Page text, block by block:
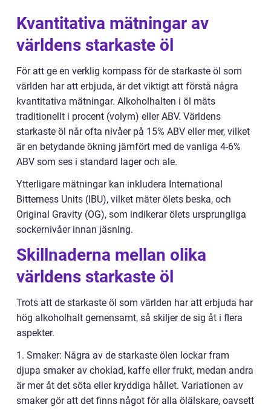
Kvantitativa mätningar av
världens starkaste öl
För att ge en verklig kompass för de starkaste öl som
världen har att erbjuda, är det viktigt att förstå några
kvantitativa mätningar. Alkoholhalten i öl mäts
traditionellt i procent (volym) eller ABV. Världens
starkaste öl når ofta nivåer på 15% ABV eller mer, vilket
är en betydande ökning jämfört med de vanliga 4-6%
ABV som ses i standard lager och ale.
Ytterligare mätningar kan inkludera International
Bitterness Units (IBU), vilket mäter ölets beska, och
Original Gravity (OG), som indikerar ölets ursprungliga
sockernivåer innan jäsning.
Skillnaderna mellan olika
världens starkaste öl
Trots att de starkaste öl som världen har att erbjuda har
hög alkoholhalt gemensamt, så skiljer de sig åt i flera
aspekter.
1. Smaker: Några av de starkaste ölen lockar fram
djupa smaker av choklad, kaffe eller frukt, medan andra
är mer åt det söta eller kryddiga hållet. Variationen av
smaker gör att det finns något för alla ölälskare, oavsett